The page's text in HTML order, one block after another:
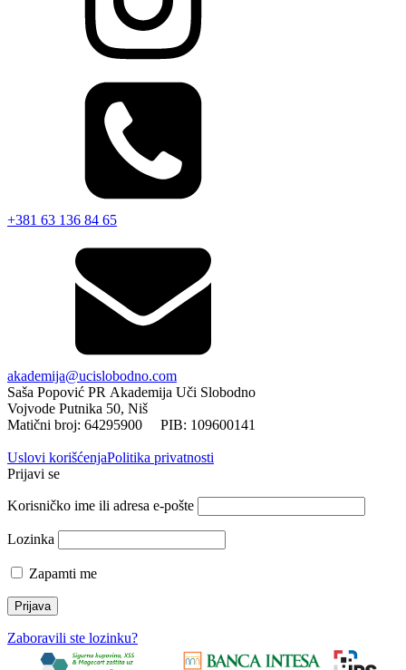
+381 63 136 84 65
akademija@ucislobodno.com
Saša Popović PR Akademija Uči Slobodno
Vojvode Putnika 50, Niš
Matični broj: 64295900 PIB: 109600141
Uslovi korišćenjaPolitika privatnosti
Prijavi se
Korisničko ime ili adresa e-pošte
Lozinka
Zapamti me
Zaboravili ste lozinku?